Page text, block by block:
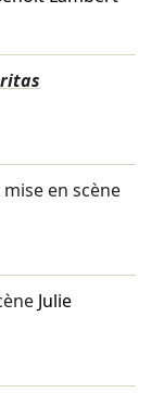
mise en scène
Julie